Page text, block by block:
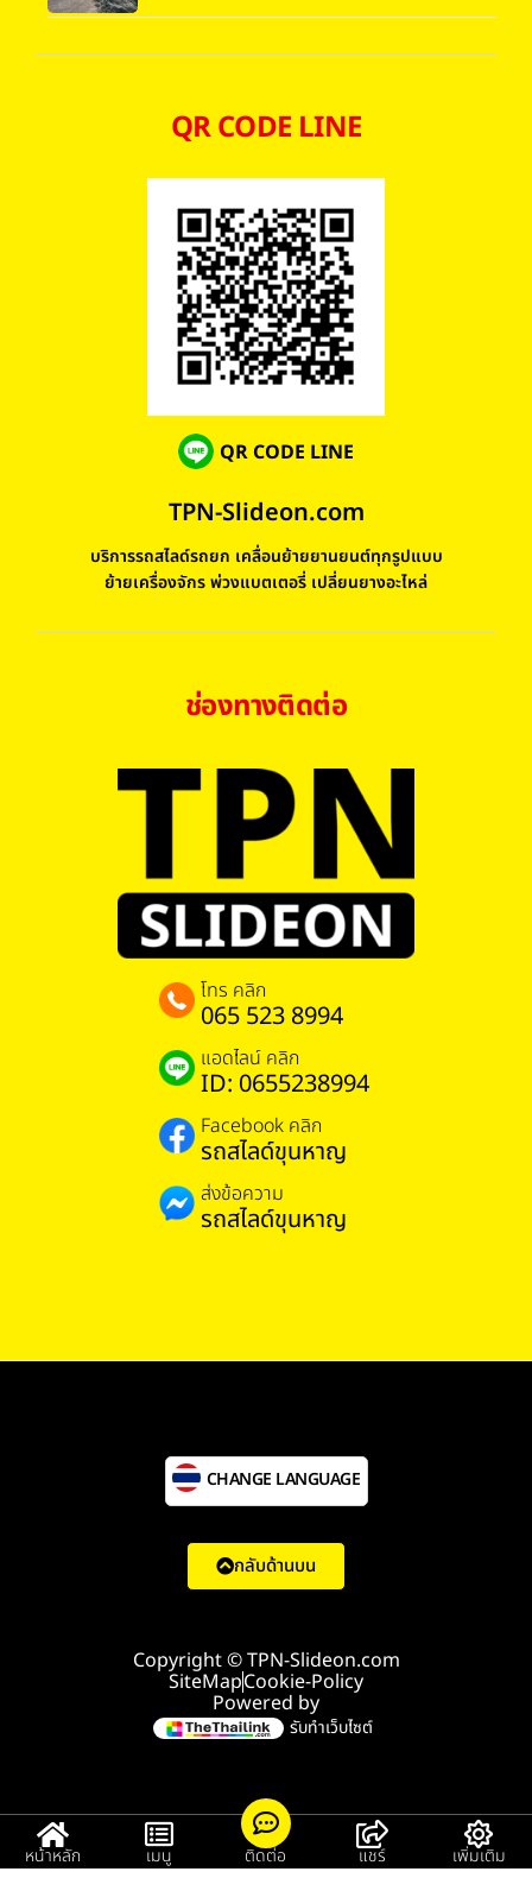
QR CODE LINE
QR CODE LINE
TPN-Slideon.com
บริการรถสไลด์รถยก เคลื่อนย้ายยานยนต์ทุกรูปแบบ
ย้ายเครื่องจักร พ่วงแบตเตอรี่ เปลี่ยนยางอะไหล่
ช่องทางติดต่อ
โทร คลิก
065 523 8994
แอดไลน์ คลิก
ID: 0655238994
Facebook คลิก
รถสไลด์ขุนหาญ
ส่งข้อความ
รถสไลด์ขุนหาญ
Copyright © TPN-Slideon.com
SiteMapCookie-Policy
Powered by
รับทำเว็บไซต์
CHANGE LANGUAGE
กลับด้านบน
หน้าหลัก เมนู ติดต่อ แชร์ เพิ่มเติม